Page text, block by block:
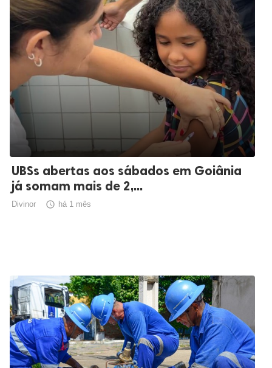
UBSs abertas aos sábados em Goiânia
já somam mais de 2,...
Divinor  há 1 mês